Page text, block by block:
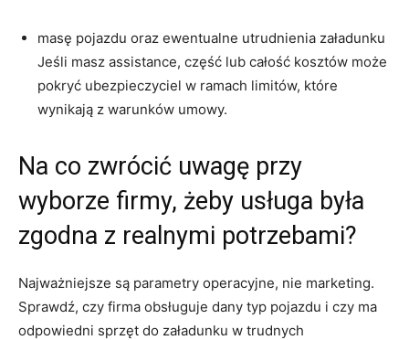
masę pojazdu oraz ewentualne utrudnienia załadunku
Jeśli masz assistance, część lub całość kosztów może
pokryć ubezpieczyciel w ramach limitów, które
wynikają z warunków umowy.
Na co zwrócić uwagę przy
wyborze firmy, żeby usługa była
zgodna z realnymi potrzebami?
Najważniejsze są parametry operacyjne, nie marketing.
Sprawdź, czy firma obsługuje dany typ pojazdu i czy ma
odpowiedni sprzęt do załadunku w trudnych